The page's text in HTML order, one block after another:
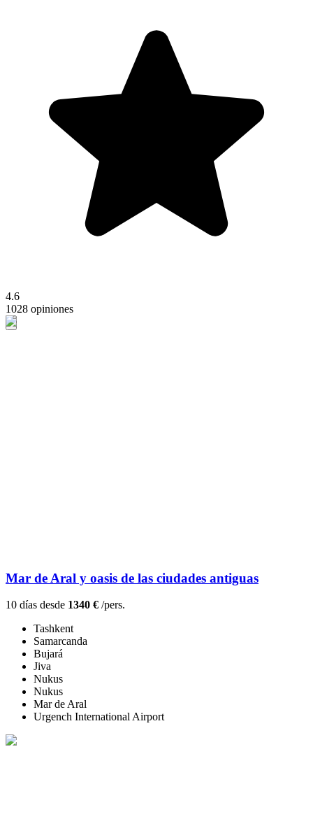
4.6
1028 opiniones
Mar de Aral y oasis de las ciudades antiguas
10 días desde 1340 € /pers.
Tashkent
Samarcanda
Bujará
Jiva
Nukus
Nukus
Mar de Aral
Urgench International Airport